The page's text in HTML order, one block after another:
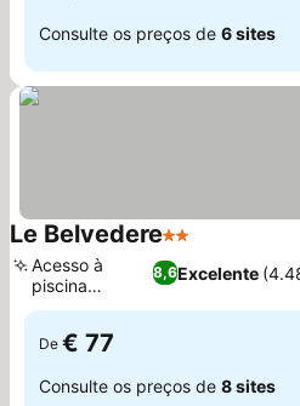
Consulte os preços de 6 sites
Le Belvedere2 Estrelas
8,6Excelente
Acesso à
piscina
exterior
De € 77
Consulte os preços de 8 sites